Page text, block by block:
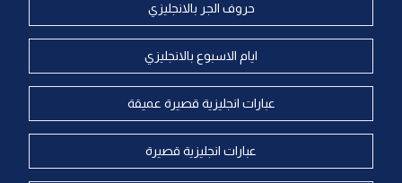
حروف الجر بالانجليزي
ايام الاسبوع بالانجليزي
عبارات انجليزية قصيرة عميقة
عبارات انجليزية قصيرة